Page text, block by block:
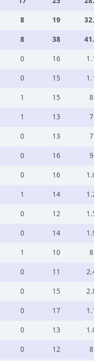
8 19
8 38
0 16
0 15
1 15
1 13
0 13
0 16
0 16
1 14
0 12
0 14
1 10
0 11
0 15
0 17
0 13
0 12